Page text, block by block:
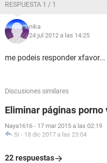
RESPUESTA 1 / 1
nika
24 jul 2012 a las 14:25
me podeis responder
Discusiones similares
Eliminar páginas
Naya1616 - 17 mar 2015 a las 02:19
Si - 18 dic 2017 a las 23:04
22 respuestas